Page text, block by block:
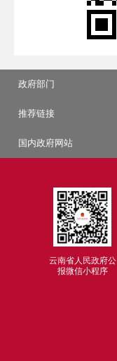
政府部门
推荐链接
国内政府网站
云南省人民政府公
报微信小程序